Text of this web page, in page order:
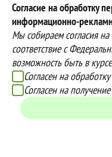
Согласие на обработку
информационно-
Мы собираем согласия
соответствие с
возможность быть в
Согласен на
Согласен на
E-mail:mail@semenauspeha.ru
Телефон: +7 (8352) 28-80-34
Адрес: г. Чебоксары, пр. Мира 76 А
Способы оплаты
Вы можете оплатить покупки
наличными при получении товара,
либо выбрать другой способ
Инструкция по оплате банковской